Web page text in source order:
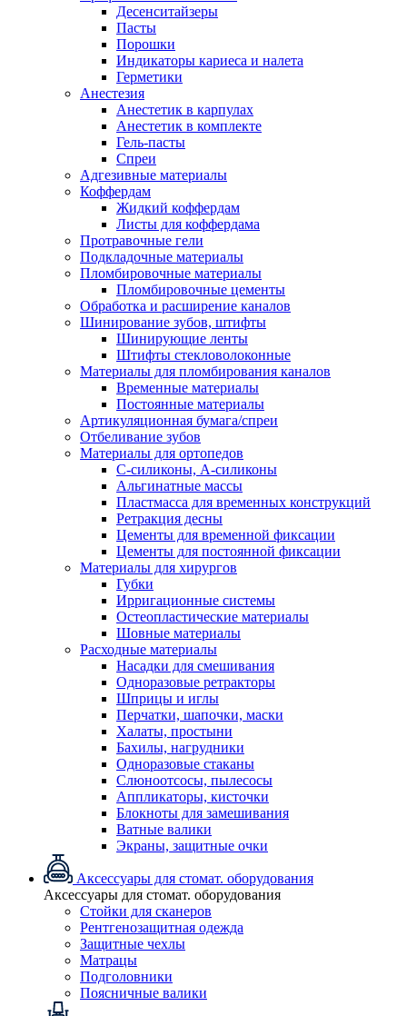
Десенситайзеры
Пасты
Порошки
Индикаторы кариеса и налета
Герметики
Анестезия
Анестетик в карпулах
Анестетик в комплекте
Гель-пасты
Спреи
Адгезивные материалы
Коффердам
Жидкий коффердам
Листы для коффердама
Протравочные гели
Подкладочные материалы
Пломбировочные материалы
Пломбировочные цементы
Обработка и расширение каналов
Шинирование зубов, штифты
Шинирующие ленты
Штифты стекловолоконные
Материалы для пломбирования каналов
Временные материалы
Постоянные материалы
Артикуляционная бумага/спреи
Отбеливание зубов
Материалы для ортопедов
C-силиконы, А-силиконы
Альгинатные массы
Пластмасса для временных конструкций
Ретракция десны
Цементы для временной фиксации
Цементы для постоянной фиксации
Материалы для хирургов
Губки
Ирригационные системы
Остеопластические материалы
Шовные материалы
Расходные материалы
Насадки для смешивания
Одноразовые ретракторы
Шприцы и иглы
Перчатки, шапочки, маски
Халаты, простыни
Бахилы, нагрудники
Одноразовые стаканы
Слюноотсосы, пылесосы
Аппликаторы, кисточки
Блокноты для замешивания
Ватные валики
Экраны, защитные очки
Аксессуары для стомат. оборудования
Аксессуары для стомат. оборудования
Стойки для сканеров
Рентгенозащитная одежда
Защитные чехлы
Матрацы
Подголовники
Поясничные валики